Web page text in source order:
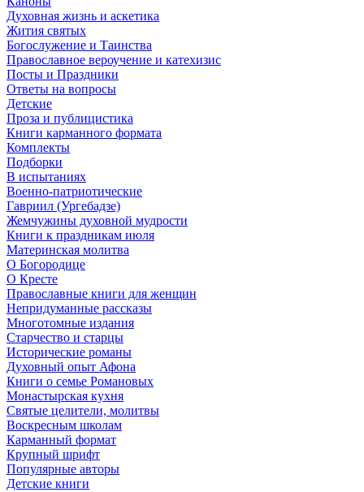
Духовная жизнь и аскетика
Жития святых
Богослужение и Таинства
Православное вероучение и катехизис
Посты и Праздники
Ответы на вопросы
Детские
Проза и публицистика
Книги карманного формата
Комплекты
Подборки
В испытаниях
Военно-патриотические
Гавриил (Ургебадзе)
Жемчужины духовной мудрости
Книги к праздникам июля
Материнская молитва
О Богородице
О Кресте
Православные книги для женщин
Непридуманные рассказы
Многотомные издания
Старчество и старцы
Исторические романы
Духовный опыт Афона
Книги о семье Романовых
Монастырская кухня
Святые целители, молитвы
Воскресным школам
Карманный формат
Крупный шрифт
Популярные авторы
Детские книги